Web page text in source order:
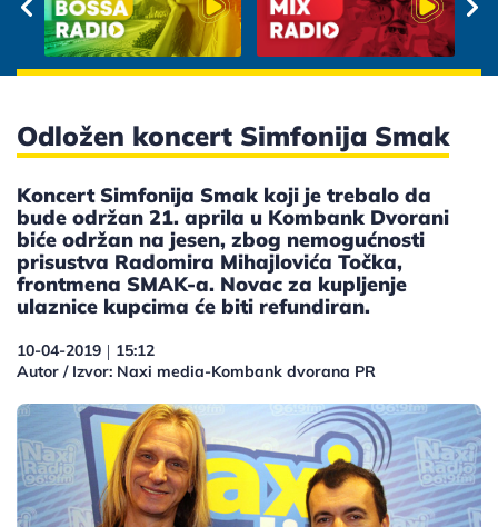
Odložen koncert Simfonija Smak
Koncert Simfonija Smak koji je trebalo da
bude održan 21. aprila u Kombank Dvorani
biće održan na jesen, zbog nemogućnosti
prisustva Radomira Mihajlovića Točka,
frontmena SMAK-a. Novac za kupljenje
ulaznice kupcima će biti refundiran.
10-04-2019 | 15:12
Autor / Izvor: Naxi media-Kombank dvorana PR